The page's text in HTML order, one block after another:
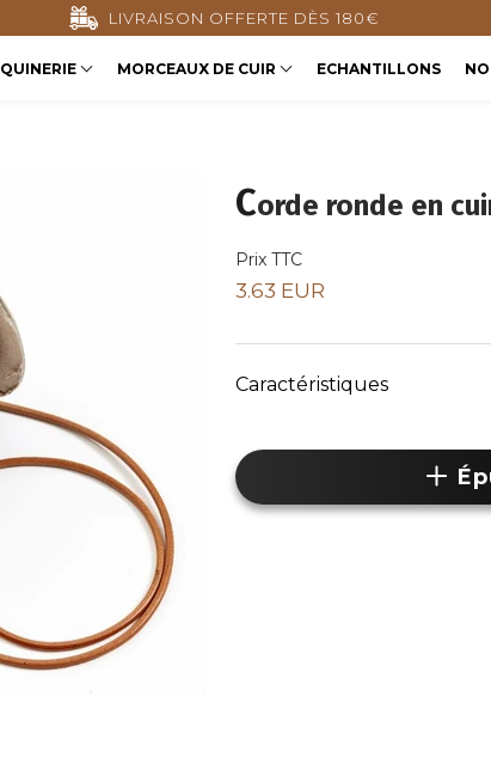
DÈS 180€
MORCEAUX DE CUIR ECHANTILLONS
Corde ronde en
Prix TTC
3.63 EUR
Caractéristiques